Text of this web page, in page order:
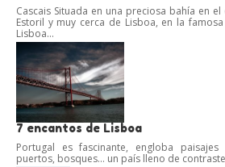
Cascais Situada en una preciosa bahía en
Estoril y muy cerca de Lisboa, en la
Lisboa...
7 encantos de Lisboa
Portugal es fascinante, engloba paisajes
puertos, bosques… un país lleno de